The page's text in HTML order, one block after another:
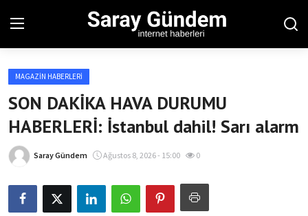
Ana Sayfa
Bölgesel
Son Dakika
Spor Haberleri
MAGAZIN HABERLERI
SON DAKİKA HAVA DURUMU
HABERLERİ: İstanbul dahil! Sarı alarm
Saray Gündem Ağustos 8, 2026 - 15:00 0